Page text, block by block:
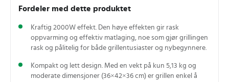
Fordeler med dette produktet
Kraftig 2000W effekt. Den høye effekten gir rask
oppvarming og effektiv matlaging, noe som gjør grillingen
rask og pålitelig for både grillentusiaster og nybegynnere.
Kompakt og lett design. Med en vekt på kun 5,13 kg og
moderate dimensjoner (36×42×36 cm) er grillen enkel å